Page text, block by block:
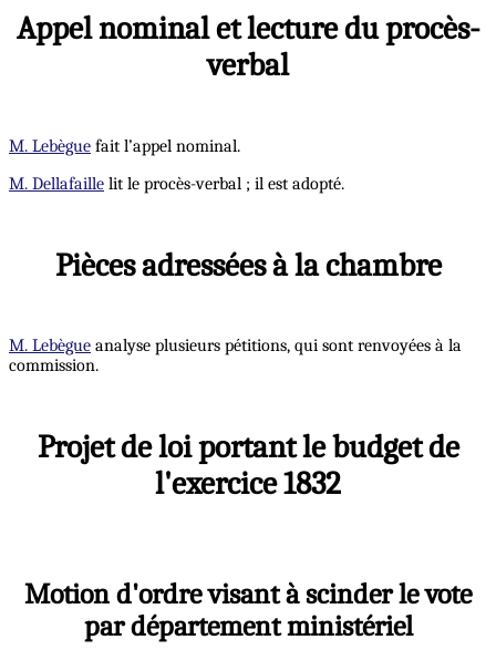
Appel nominal et lecture du procès-
verbal
M. Lebègue fait l’appel nominal.
M. Dellafaille lit le procès-verbal ; il est adopté.
Pièces adressées à la chambre
M. Lebègue analyse plusieurs pétitions, qui sont renvoyées à la
commission.
Projet de loi portant le budget de
l'exercice 1832
Motion d'ordre visant à scinder le vote
par département ministériel